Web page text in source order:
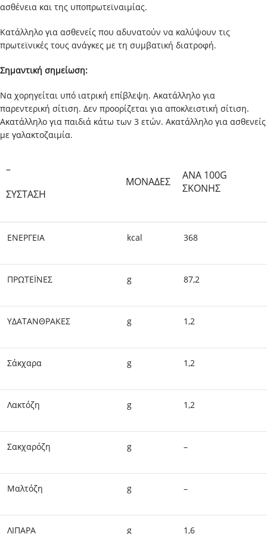
ασθένεια και της υποπρωτεϊναιμίας.
Κατάλληλο για ασθενείς που αδυνατούν να καλύψουν τις
πρωτεϊνικές τους ανάγκες με τη συμβατική διατροφή.
Σημαντική σημείωση:
Να χορηγείται υπό ιατρική επίβλεψη. Ακατάλληλο για
παρεντερική σίτιση. Δεν προορίζεται για αποκλειστική σίτιση.
Ακατάλληλο για παιδιά κάτω των 3 ετών. Ακατάλληλο για ασθενείς
με γαλακτοζαιμία.
–
ΣΥΣΤΑΣΗ
ΜΟΝΑΔΕΣ
ΑΝΑ 100G
ΣΚΟΝΗΣ
ΕΝΕΡΓΕΙΑ kcal 368
ΠΡΩΤΕΪΝΕΣ g 87,2
ΥΔΑΤΑΝΘΡΑΚΕΣ g 1,2
Σάκχαρα g 1,2
Λακτόζη g 1,2
Σακχαρόζη g –
Μαλτόζη g –
ΛΙΠΑΡΑ g 1,6